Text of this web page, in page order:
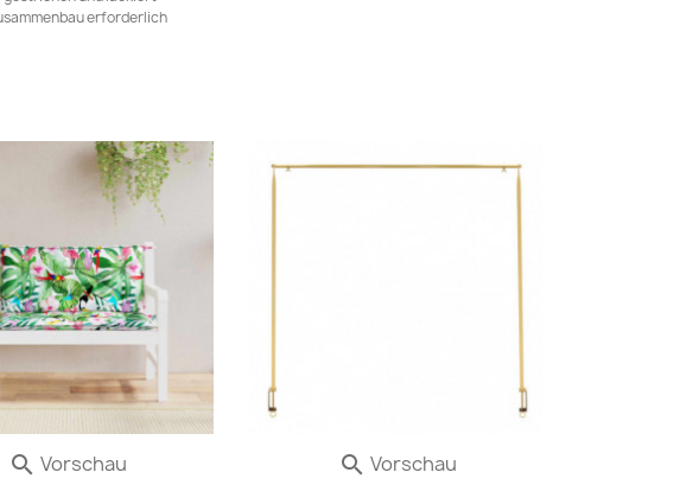
erforderlich
 Vorschau  Vorschau